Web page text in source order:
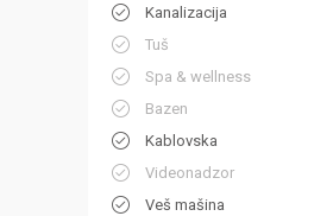
Kanalizacija
Tuš
Spa & wellness
Bazen
Kablovska
Videonadzor
Veš mašina